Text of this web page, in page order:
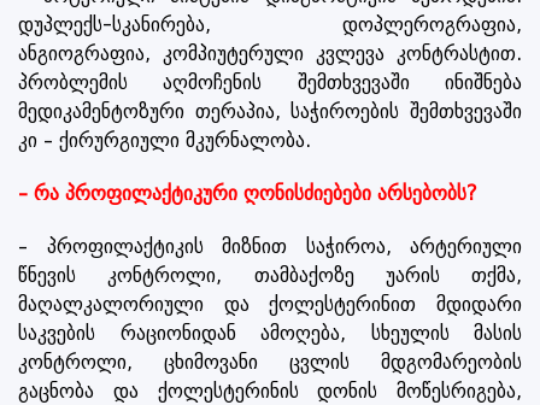
დუპლექს-სკანირება, დოპლეროგრაფია,
ანგიოგრაფია, კომპიუტერული კვლევა კონტრასტით.
პრობლემის აღმოჩენის შემთხვევაში ინიშნება
მედიკამენტოზური თერაპია, საჭიროების შემთხვევაში
კი – ქირურგიული მკურნალობა.
– რა პროფილაქტიკური ღონისძიებები არსებობს?
– პროფილაქტიკის მიზნით საჭიროა, არტერიული
წნევის კონტროლი, თამბაქოზე უარის თქმა,
მაღალკალორიული და ქოლესტერინით მდიდარი
საკვების რაციონიდან ამოღება, სხეულის მასის
კონტროლი, ცხიმოვანი ცვლის მდგომარეობის
გაცნობა და ქოლესტერინის დონის მოწესრიგება,